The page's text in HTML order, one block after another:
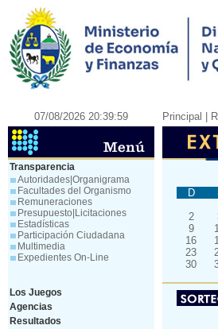
07/08/2026 20:39:59 Principal |
Transparencia
Autoridades|Organigrama
Facultades del Organismo
Remuneraciones
Presupuesto|Licitaciones
Estadísticas
Participación Ciudadana
Multimedia
Expedientes On-Line
Los Juegos
Agencias
Resultados
D
2
9
16
23
30